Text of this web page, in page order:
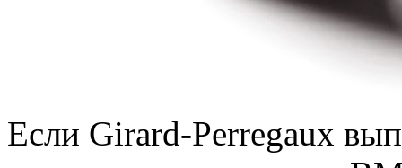
Если Girard-Perregaux